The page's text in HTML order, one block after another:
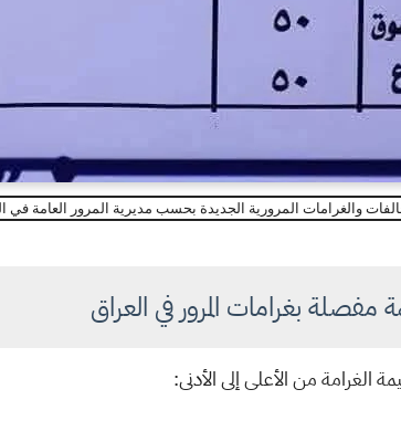
والغرامات المرورية الجديدة بحسب مديرية المرور العامة في
مفصلة بغرامات المرور في العراق
من الأعلى إلى الأدنى: